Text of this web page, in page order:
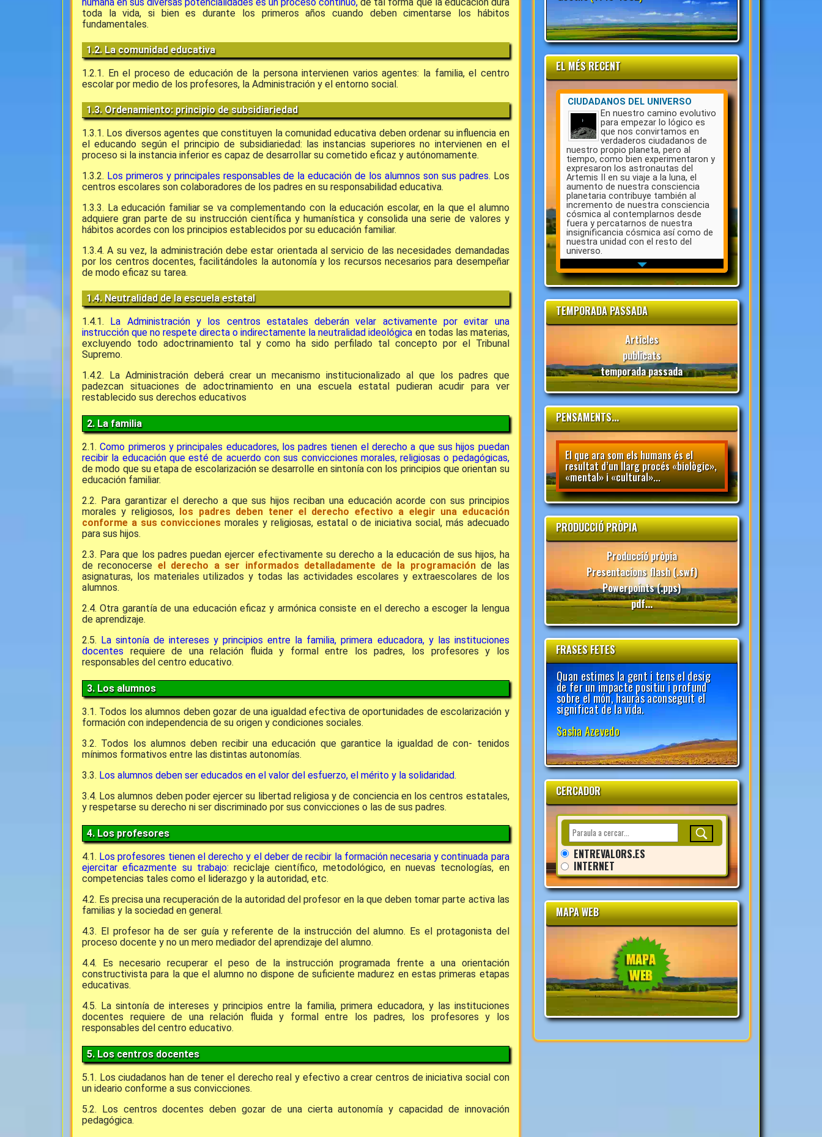
toda la vida, si bien es durante los primeros años cuando deben cimentarse los hábitos
fundamentales.
1.2. La comunidad educativa
1.2.1. En el proceso de educación de la persona intervienen varios agentes: la familia, el centro
escolar por medio de los profesores, la Administración y el entorno social.
1.3. Ordenamiento: principio de subsidiariedad
1.3.1. Los diversos agentes que constituyen la comunidad educativa deben ordenar su influencia en
el educando según el principio de subsidiariedad: las instancias superiores no intervienen en el
proceso si la instancia inferior es capaz de desarrollar su cometido eficaz y autónomamente.
1.3.2. Los primeros y principales responsables de la educación de los alumnos son sus padres. Los
centros escolares son colaboradores de los padres en su responsabilidad educativa.
1.3.3. La educación familiar se va complementando con la educación escolar, en la que el alumno
adquiere gran parte de su instrucción científica y humanística y consolida una serie de valores y
hábitos acordes con los principios establecidos por su educación familiar.
1.3.4. A su vez, la administración debe estar orientada al servicio de las necesidades demandadas
por los centros docentes, facilitándoles la autonomía y los recursos necesarios para desempeñar
de modo eficaz su tarea.
1.4. Neutralidad de la escuela estatal
1.4.1. La Administración y los centros estatales deberán velar activamente por evitar una
instrucción que no respete directa o indirectamente la neutralidad ideológica en todas las materias,
excluyendo todo adoctrinamiento tal y como ha sido perfilado tal concepto por el Tribunal
Supremo.
1.4.2. La Administración deberá crear un mecanismo institucionalizado al que los padres que
padezcan situaciones de adoctrinamiento en una escuela estatal pudieran acudir para ver
restablecido sus derechos educativos
2. La familia
2.1.Como primeros y principales educadores, los padres tienen el derecho a que sus hijos puedan
recibir la educación que esté de acuerdo con sus convicciones morales, religiosas o pedagógicas,
de modo que su etapa de escolarización se desarrolle en sintonía con los principios que orientan su
educación familiar.
2.2. Para garantizar el derecho a que sus hijos reciban una educación acorde con sus principios
morales y religiosos, los padres deben tener el derecho efectivo a elegir una educación
conforme a sus convicciones morales y religiosas, estatal o de iniciativa social, más adecuado
para sus hijos.
2.3. Para que los padres puedan ejercer efectivamente su derecho a la educación de sus hijos, ha
de reconocerse el derecho a ser informados detalladamente de la programaciónde las
asignaturas, los materiales utilizados y todas las actividades escolares y extraescolares de los
alumnos.
2.4. Otra garantía de una educación eficaz y armónica consiste en el derecho a escoger la lengua
de aprendizaje.
2.5. La sintonía de intereses y principios entre la familia, primera educadora, y las instituciones
docentes requiere de una relación fluida y formal entre los padres, los profesores y los
responsables del centro educativo.
3. Los alumnos
3.1. Todos los alumnos deben gozar de una igualdad efectiva de oportunidades de escolarización y
formación con independencia de su origen y condiciones sociales.
3.2. Todos los alumnos deben recibir una educación que garantice la igualdad de con- tenidos
mínimos formativos entre las distintas autonomías.
3.3. Los alumnos deben ser educados en el valor del esfuerzo, el mérito y la solidaridad.
3.4. Los alumnos deben poder ejercer su libertad religiosa y de conciencia en los centros estatales,
y respetarse su derecho ni ser discriminado por sus convicciones o las de sus padres.
4. Los profesores
4.1. Los profesores tienen el derecho y el deber de recibir la formación necesaria y continuada para
ejercitar eficazmente su trabajo: reciclaje científico, metodológico, en nuevas tecnologías, en
competencias tales como el liderazgo y la autoridad, etc.
4.2. Es precisa una recuperación de la autoridad del profesor en la que deben tomar parte activa las
familias y la sociedad en general.
4.3. El profesor ha de ser guía y referente de la instrucción del alumno. Es el protagonista del
proceso docente y no un mero mediador del aprendizaje del alumno.
4.4. Es necesario recuperar el peso de la instrucción programada frente a una orientación
constructivista para la que el alumno no dispone de suficiente madurez en estas primeras etapas
educativas.
4.5. La sintonía de intereses y principios entre la familia, primera educadora, y las instituciones
docentes requiere de una relación fluida y formal entre los padres, los profesores y los
responsables del centro educativo.
5. Los centros docentes
5.1. Los ciudadanos han de tener el derecho real y efectivo a crear centros de iniciativa social con
un ideario conforme a sus convicciones.
5.2. Los centros docentes deben gozar de una cierta autonomía y capacidad de innovación
pedagógica.
EL MÉS RECENT
TEMPORADA PASSADA
Articles
publicats
temporada passada
PENSAMENTS...
El que ara som els humans és el
resultat d’un llarg procés «biològic»,
«mental» i «cultural»...
PRODUCCIÓ PRÒPIA
Producció pròpia
Presentacions flash (.swf)
Powerpoints (.pps)
pdf...
FRASES FETES
CERCADOR
ENTREVALORS.ES
INTERNET
MAPA WEB